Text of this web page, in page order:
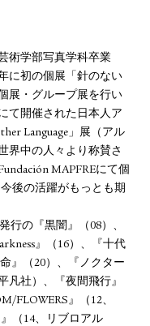
術学部写真学科卒業
に初の個展「針のない
展・グループ展を行い
て開催された日本人ア
Language」展（アル
界中の人々より称賛さ
MAPFREにて個
後の活躍がもっとも期
行の『黒闇』（08）、
』（16）、『十代
』（20）、『ノクター
凡社）、『夜間飛行』
FLOWERS』（12、
（14、リブロアル